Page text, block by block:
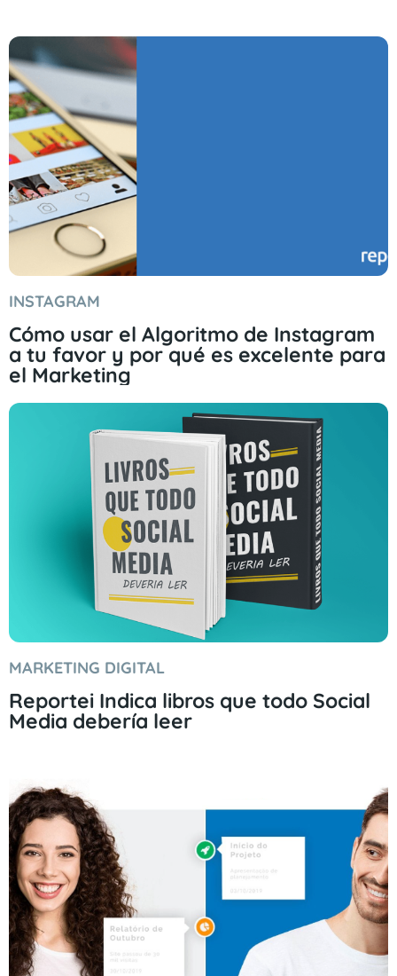
INSTAGRAM
Cómo usar el Algoritmo de Instagram
a tu favor y por qué es excelente para
el Marketing
MARKETING DIGITAL
Reportei Indica libros que todo Social
Media debería leer